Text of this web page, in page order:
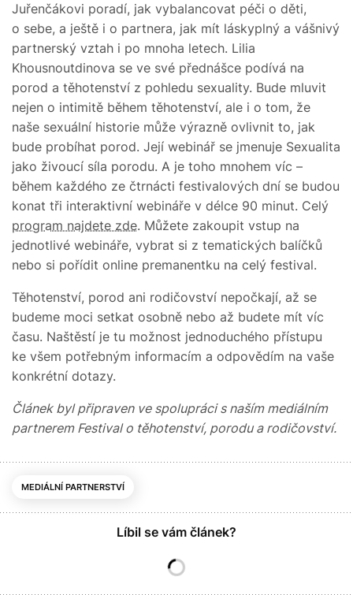
Juřenčákovi poradí, jak vybalancovat péči o děti,
o sebe, a ještě i o partnera, jak mít láskyplný a vášnivý
partnerský vztah i po mnoha letech. Lilia
Khousnoutdinova se ve své přednášce podívá na
porod a těhotenství z pohledu sexuality. Bude mluvit
nejen o intimitě během těhotenství, ale i o tom, že
naše sexuální historie může výrazně ovlivnit to, jak
bude probíhat porod. Její webinář se jmenuje Sexualita
jako živoucí síla porodu. A je toho mnohem víc –
během každého ze čtrnácti festivalových dní se budou
konat tři interaktivní webináře v délce 90 minut. Celý
program najdete zde. Můžete zakoupit vstup na
jednotlivé webináře, vybrat si z tematických balíčků
nebo si pořídit online premanentku na celý festival.
Těhotenství, porod ani rodičovství nepočkají, až se
budeme moci setkat osobně nebo až budete mít víc
času. Naštěstí je tu možnost jednoduchého přístupu
ke všem potřebným informacím a odpovědím na vaše
konkrétní dotazy.
Článek byl připraven ve spolupráci s naším mediálním
partnerem Festival o těhotenství, porodu a rodičovství.
MEDIÁLNÍ PARTNERSTVÍ
Líbil se vám článek?